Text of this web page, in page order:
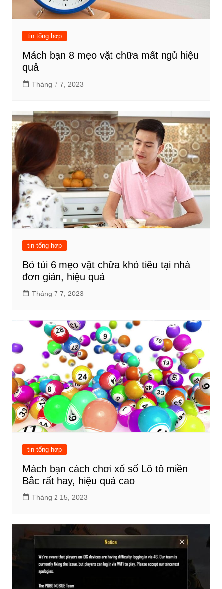
tin tổng hợp
Mách bạn 8 mẹo vặt chữa mất ngủ hiệu
quả
Tháng 7 7, 2023
tin tổng hợp
Bỏ túi 6 mẹo vặt chữa khó tiêu tại nhà
đơn giản, hiệu quả
Tháng 7 7, 2023
tin tổng hợp
Mách bạn cách chơi xổ số Lô tô miền
Bắc rất hay, hiệu quả cao
Tháng 2 15, 2023